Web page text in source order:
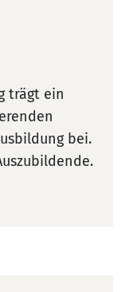
trägt ein
bei.